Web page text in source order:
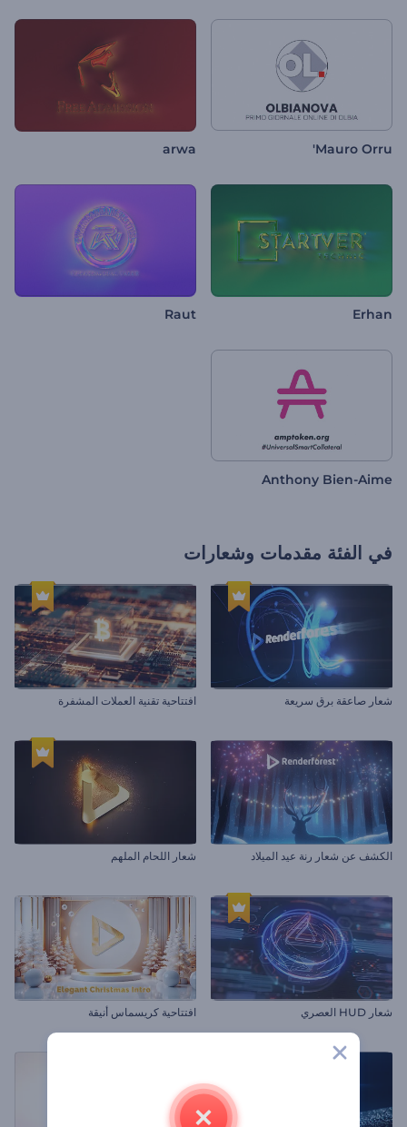
Mauro Orru'
arwa
Erhan
Raut
Anthony Bien-Aime
في الفئة مقدمات وشعارات
شعار صاعقة برق سريعة افتتاحية تقنية العملات المشفرة
الكشف عن شعار رنة عيد الميلاد شعار اللحام الملهم
شعار HUD العصري افتتاحية كريسماس أنيقة